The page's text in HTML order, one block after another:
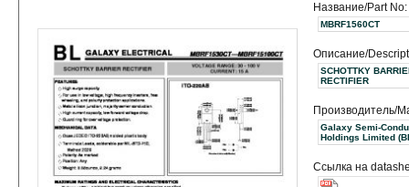
Название/Part No:
MBRF1560CT
Описание/
SCHOTTKY
RECTIFIER
Производитель/
Galaxy Semi-
Ссылка на